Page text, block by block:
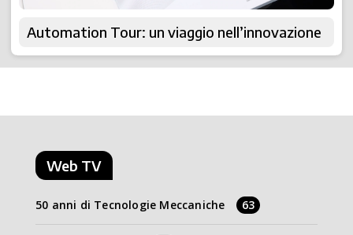
Automation Tour: un viaggio nell’innovazione
Web TV
50 anni di Tecnologie Meccaniche 63